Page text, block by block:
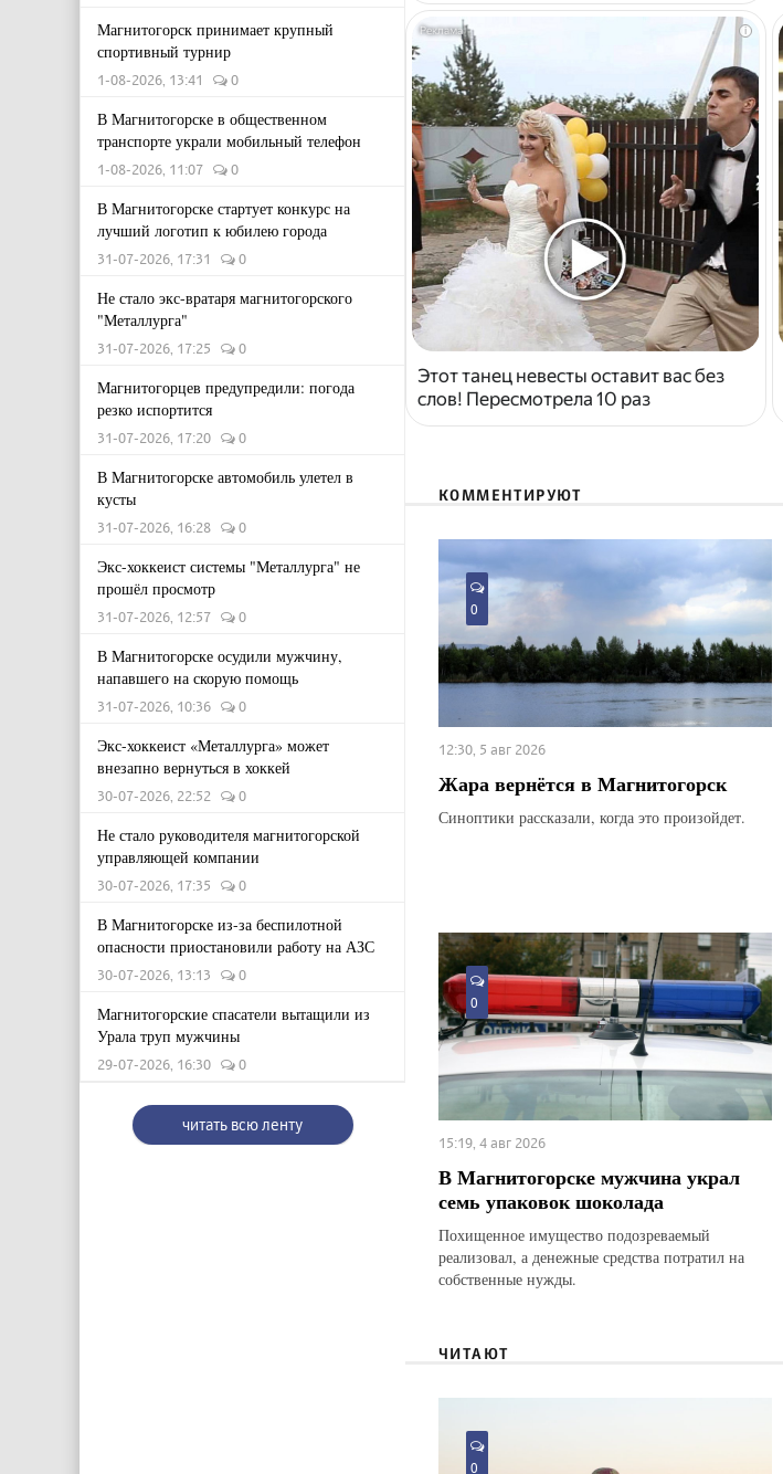
Магнитогорск принимает крупный
спортивный турнир
1-08-2026, 13:41 0
В Магнитогорске в общественном
транспорте украли мобильный телефон
1-08-2026, 11:07 0
В Магнитогорске стартует конкурс на
лучший логотип к юбилею города
31-07-2026, 17:31 0
Не стало экс-вратаря магнитогорского
"Металлурга"
31-07-2026, 17:25 0
Магнитогорцев предупредили: погода
резко испортится
31-07-2026, 17:20 0
В Магнитогорске автомобиль улетел в
кусты
31-07-2026, 16:28 0
Экс-хоккеист системы "Металлурга" не
прошёл просмотр
31-07-2026, 12:57 0
В Магнитогорске осудили мужчину,
напавшего на скорую помощь
31-07-2026, 10:36 0
Экс-хоккеист «Металлурга» может
внезапно вернуться в хоккей
30-07-2026, 22:52 0
Не стало руководителя магнитогорской
управляющей компании
30-07-2026, 17:35 0
В Магнитогорске из-за беспилотной
опасности приостановили работу на АЗС
30-07-2026, 13:13 0
Магнитогорские спасатели вытащили из
Урала труп мужчины
29-07-2026, 16:30 0
читать всю ленту
i
Этот танец невесты оставит вас без
слов! Пересмотрела 10 раз
КОММЕНТИРУЮТ
0
12:30, 5 авг 2026
Жара вернётся в Магнитогорск
Синоптики рассказали, когда это произойдет.
0
15:19, 4 авг 2026
В Магнитогорске мужчина украл
семь упаковок шоколада
Похищенное имущество подозреваемый
реализовал, а денежные средства потратил на
собственные нужды.
ЧИТАЮТ
0